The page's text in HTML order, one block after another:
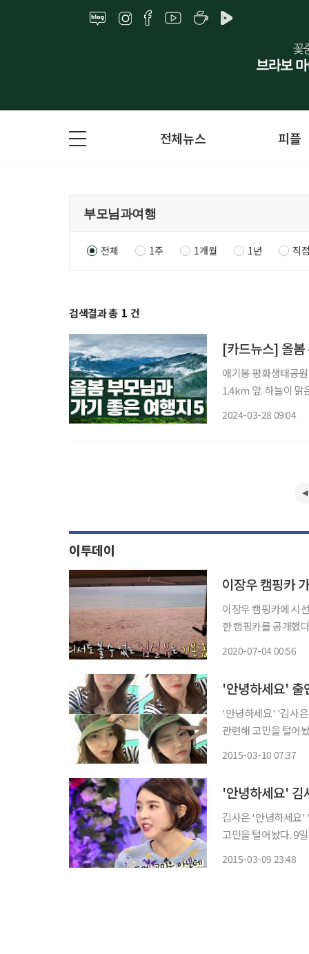
전체뉴스 피플
전체 1주 1개월 1년 직
검색결과 총 1 건
[카드뉴스] 올봄
애기봉 평화생태공
1.4km 앞. 하늘이 맑은
2024-03-28 09:04
이투데이
이장우 캠핑카
이장우 캠핑카에 시선이 모아졌다. 3일 방송된 MBC '
한 캠핑카를 공개했다. 이장우는 부모님과 여행하기 위해 구매했다고 밝혔다. 공개된
2020-07-04 00:56
'안녕하세요' '김사은' '성민' '안녕하세요'에 출연한 김사은이 남
관련해 고민을 털어놨다. 9일 오후 방송된 KBS 2TV 예능프로그램 '대국민
2015-03-10 07:37
김사은 '안녕하세요' '안녕하세요'에 출연한 김사은이 남편 성민이 군대를 가는 것과 관련해
고민을 털어놨다. 9일 방송된 KBS2 ‘대국민 토크쇼 안녕하세요’ 215회에는 슈퍼주니어 성민
2015-03-09 23:48